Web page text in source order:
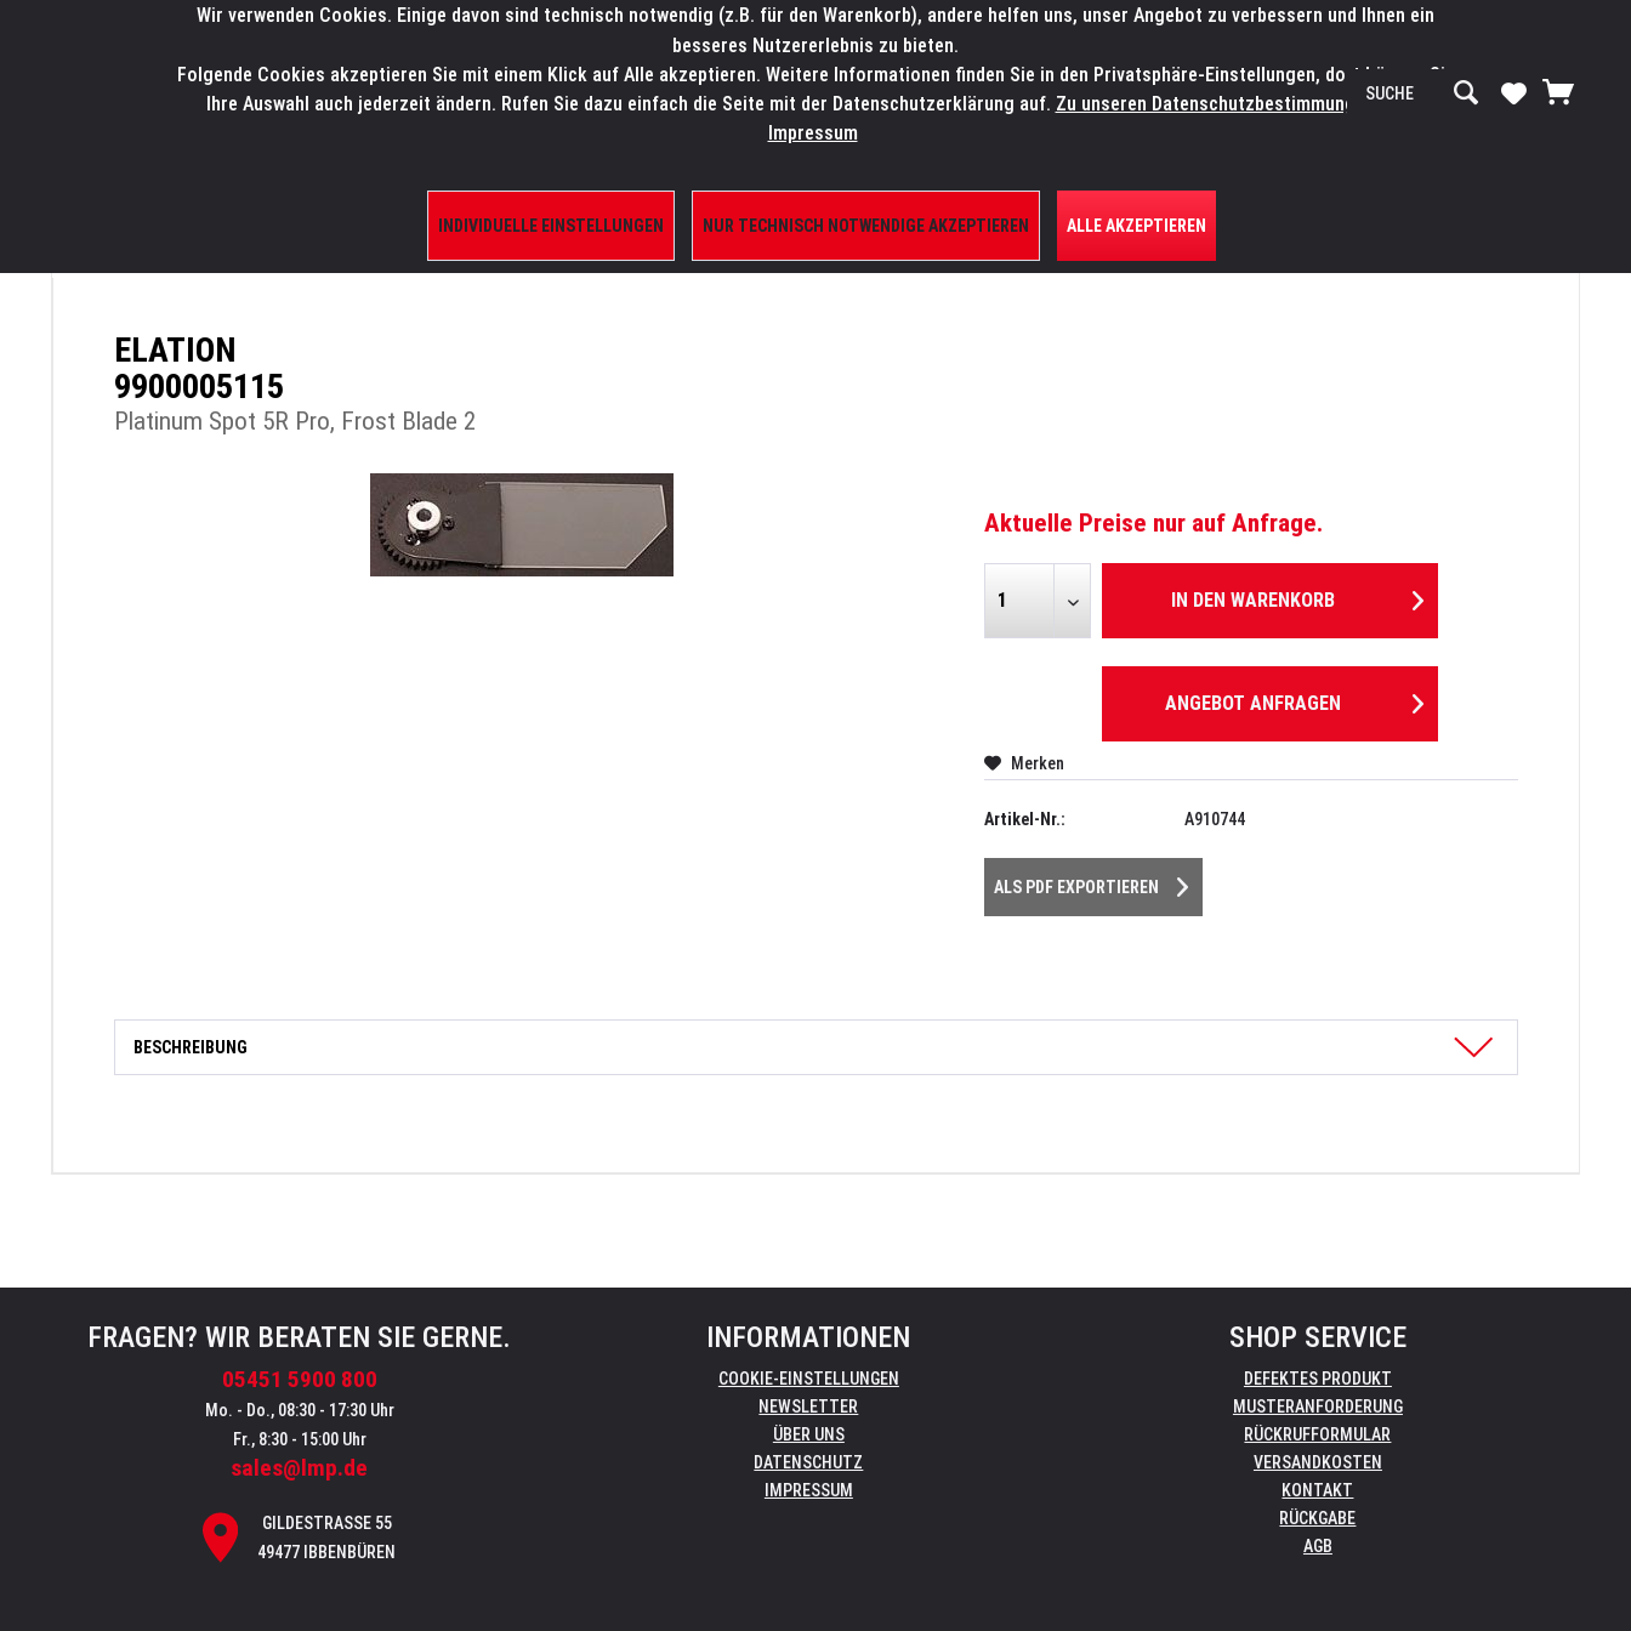
SALES-HOTLINE: +49 5451 5900-800 24/7: sales@lmp.de SERVICE-WERKSTATT Service/Hilfe
HOME PRODUKTE/SHOP MARKEN AKTUELLES SERVICE ÜBER UNS
ERSATZTEILE
ELATION
9900005115
Platinum Spot 5R Pro, Frost Blade 2
Aktuelle Preise nur auf Anfrage.
IN DEN WARENKORB
ANGEBOT ANFRAGEN
Merken
Artikel-Nr.: A910744
ALS PDF EXPORTIEREN
BESCHREIBUNG
FRAGEN? WIR BERATEN SIE GERNE.
05451 5900 800
Mo. - Do., 08:30 - 17:30 Uhr
Fr., 8:30 - 15:00 Uhr
sales@lmp.de
GILDESTRASSE 55
49477 IBBENBÜREN
INFORMATIONEN
COOKIE-EINSTELLUNGEN
NEWSLETTER
ÜBER UNS
DATENSCHUTZ
IMPRESSUM
SHOP SERVICE
DEFEKTES PRODUKT
MUSTERANFORDERUNG
RÜCKRUFFORMULAR
VERSANDKOSTEN
KONTAKT
RÜCKGABE
AGB
Wir verwenden Cookies. Einige davon sind technisch notwendig (z.B. für den Warenkorb), andere helfen uns, unser Angebot zu verbessern und Ihnen ein
besseres Nutzererlebnis zu bieten.
Folgende Cookies akzeptieren Sie mit einem Klick auf Alle akzeptieren. Weitere Informationen finden Sie in den Privatsphäre-Einstellungen, dort können Sie
Ihre Auswahl auch jederzeit ändern. Rufen Sie dazu einfach die Seite mit der Datenschutzerklärung auf. Zu unseren Datenschutzbestimmungen. Zum
Impressum
INDIVIDUELLE EINSTELLUNGEN NUR TECHNISCH NOTWENDIGE AKZEPTIEREN ALLE AKZEPTIEREN